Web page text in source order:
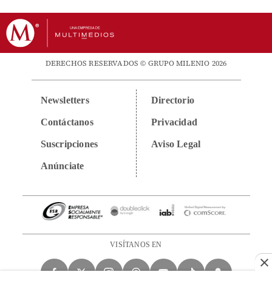
DERECHOS RESERVADOS © GRUPO MILENIO 2026
Newsletters
Contáctanos
Suscripciones
Anúnciate
Directorio
Privacidad
Aviso Legal
VISÍTANOS EN